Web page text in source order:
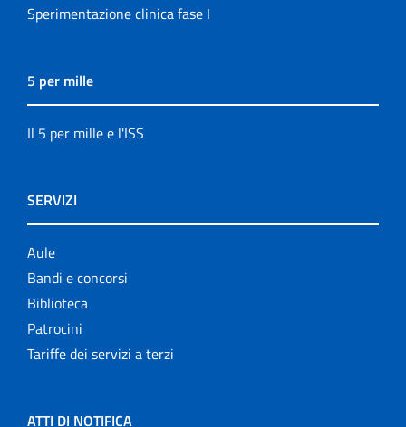
Sperimentazione clinica fase I
5 per mille
Il 5 per mille e l'ISS
SERVIZI
Aule
Bandi e concorsi
Biblioteca
Patrocini
Tariffe dei servizi a terzi
ATTI DI NOTIFICA